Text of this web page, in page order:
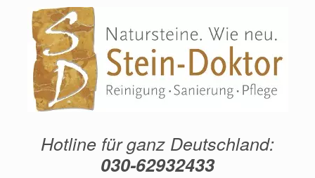
springen
Hotline für ganz Deutschland:
030-62932433